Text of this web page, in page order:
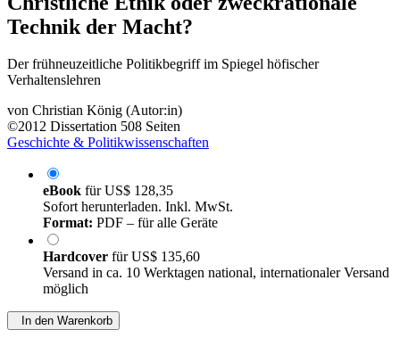
Technik der Macht?
Der frühneuzeitliche Politikbegriff im Spiegel höfischer
Verhaltenslehren
von Christian König (Autor:in)
©2012 Dissertation 508 Seiten
Geschichte & Politikwissenschaften
eBook fürUS$ 128,35
Sofort herunterladen. Inkl. MwSt.
Format: PDF – für alle Geräte
Hardcover fürUS$ 135,60
Versand in ca. 10 Werktagen national, internationaler Versand
möglich
In den Warenkorb